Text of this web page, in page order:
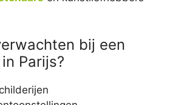
bij een
Parijs?